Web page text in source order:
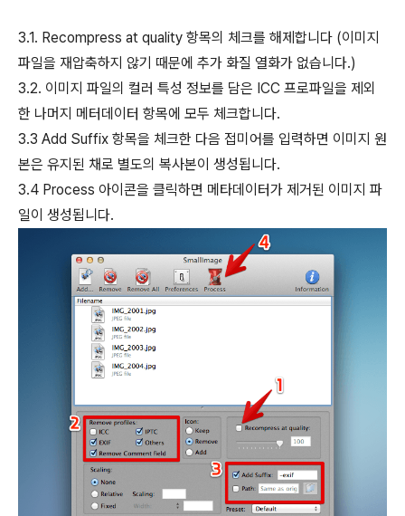
3.1. Recompress at quality 항목의 체크를 해제합니다 (이미지
파일을 재압축하지 않기 때문에 추가 화질 열화가 없습니다.)
3.2. 이미지 파일의 컬러 특성 정보를 담은 ICC 프로파일을 제외
한 나머지 메터데이터 항목에 모두 체크합니다.
3.3 Add Suffix 항목을 체크한 다음 접미어를 입력하면 이미지 원
본은 유지된 채로 별도의 복사본이 생성됩니다.
3.4 Process 아이콘을 클릭하면 메타데이터가 제거된 이미지 파
일이 생성됩니다.